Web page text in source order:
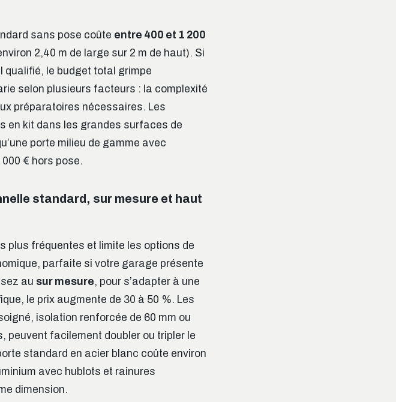
sans pose coûte entre 400 et 1 200
2,40 m de large sur 2 m de haut). Si
qualifié, le budget total grimpe
selon plusieurs facteurs : la complexité
préparatoires nécessaires. Les
en kit dans les grandes surfaces de
porte milieu de gamme avec
€ hors pose.
standard, sur mesure et haut
plus fréquentes et limite les options de
parfaite si votre garage présente
au sur mesure, pour s’adapter à une
le prix augmente de 30 à 50 %. Les
isolation renforcée de 60 mm ou
peuvent facilement doubler ou tripler le
standard en acier blanc coûte environ
avec hublots et rainures
dimension.